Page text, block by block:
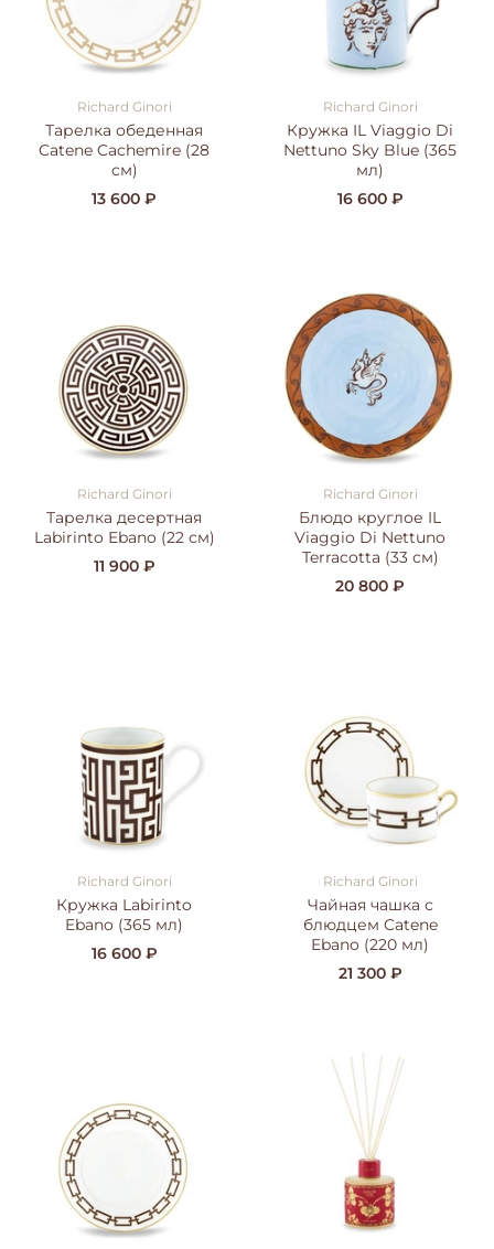
Richard Ginori
Тарелка обеденная
Catene Cachemire (28
см)
13 600 ₽
Richard Ginori
Кружка IL Viaggio Di
Nettuno Sky Blue (365
мл)
16 600 ₽
Richard Ginori
Тарелка десертная
Labirinto Ebano (22 см)
11 900 ₽
Richard Ginori
Блюдо круглое IL
Viaggio Di Nettuno
Terracotta (33 см)
20 800 ₽
Richard Ginori
Кружка Labirinto
Ebano (365 мл)
16 600 ₽
Richard Ginori
Чайная чашка с
блюдцем Catene
Ebano (220 мл)
21 300 ₽